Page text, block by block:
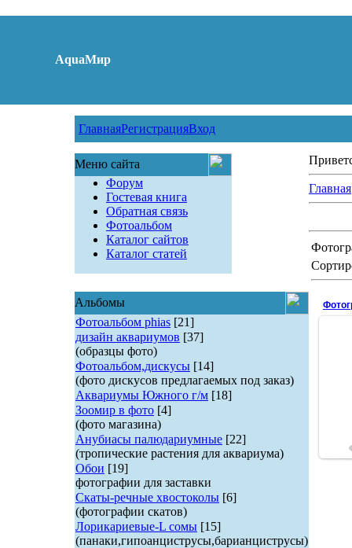
AquaМир
ГлавнаяРегистрацияВход
Меню сайта
Форум
Гостевая книга
Обратная связь
Фотоальбом
Каталог сайтов
Каталог статей
Альбомы
Фотоальбом phias [21]
дизайн аквариумов [37]
(образцы фото)
Фотоальбом,дискусы [14]
(фото дискусов предлагаемых под заказ)
Аквариумы Южного г/м [18]
Зоомир в фото [4]
(фото магазина)
Анубиасы палюдариумные [22]
(тропические растения для аквариума)
Обои [19]
фотографии для заставки
Скаты-речные хвостоколы [6]
(фотографии скатов)
Лорикариевые-L сомы [15]
(панаки,гипоанциструсы,барианциструсы)
Главная